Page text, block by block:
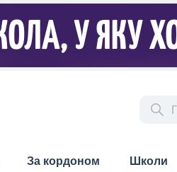
За кордоном
Школи